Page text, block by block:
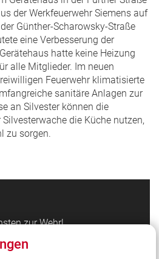
der Werkfeuerwehr Siemens auf
Günther-Scharowsky-Straße
eine Verbesserung der
hatte keine Heizung
alle Mitglieder. Im neuen
Feuerwehr klimatisierte
sanitäre Anlagen zur
an Silvester können die
die Küche nutzen,
zu sorgen.
zur Wehr!